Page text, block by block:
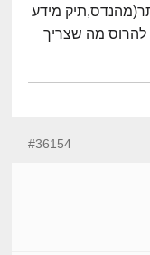
מידע
להרוס מה שצריך
#36154